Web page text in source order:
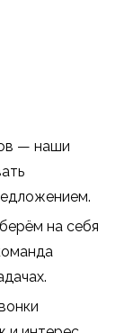
— наши
на себя